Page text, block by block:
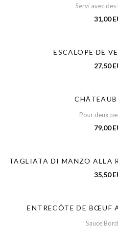
Servi avec des
31,00
ESCALOPE DE
27,50
Pour deux
79,00
TAGLIATA DI MANZO ALLA
35,50
ENTRECÔTE DE BŒUF
Sauce